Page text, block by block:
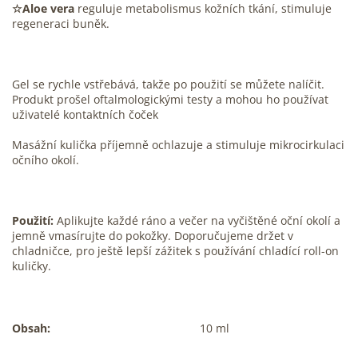
☆Aloe vera reguluje metabolismus kožních tkání, stimuluje
regeneraci buněk.
Gel se rychle vstřebává, takže po použití se můžete nalíčit.
Produkt prošel oftalmologickými testy a mohou ho používat
uživatelé kontaktních čoček
Masážní kulička příjemně ochlazuje a stimuluje mikrocirkulaci
očního okolí.
Použití: Aplikujte každé ráno a večer na vyčištěné oční okolí a
jemně vmasírujte do pokožky. Doporučujeme držet v
chladničce, pro ještě lepší zážitek s používání chladící roll-on
kuličky.
Obsah: 10 ml